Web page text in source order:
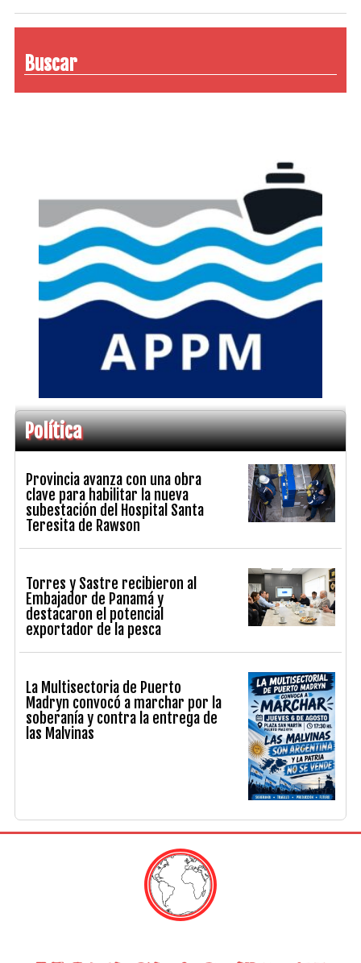
Buscar
Política
Provincia avanza con una obra
clave para habilitar la nueva
subestación del Hospital Santa
Teresita de Rawson
Torres y Sastre recibieron al
Embajador de Panamá y
destacaron el potencial
exportador de la pesca
La Multisectoria de Puerto
Madryn convocó a marchar por la
soberanía y contra la entrega de
las Malvinas